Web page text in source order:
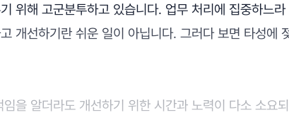
위해 고군분투하고 있습니다. 업무 처리에 집중하느라
개선하기란 쉬운 일이 아닙니다. 그러다 보면 타성에
을 알더라도 개선하기 위한 시간과 노력이 다소 소요되